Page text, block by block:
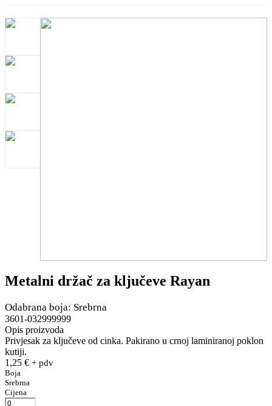
Metalni držač za ključeve Rayan
Odabrana boja: Srebrna
3601-032999999
Opis proizvoda
Privjesak za ključeve od cinka. Pakirano u crnoj laminiranoj poklon
kutiji.
1,25 € + pdv
Boja
Srebrna
Cijena